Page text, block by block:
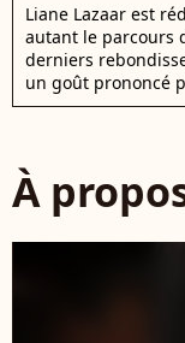
Liane Lazaar est
autant le parcours
derniers
un goût prononcé
À